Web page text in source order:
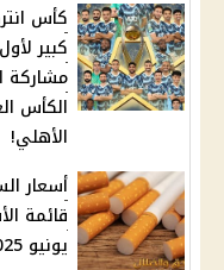
كأس
كبير
مشاركة
الكأس
الأهلي!
أسعار
يونيو 2025